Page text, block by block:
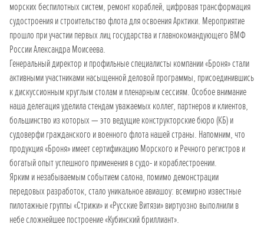
морских беспилотных систем, ремонт кораблей, цифровая трансформация
судостроения и строительство флота для освоения Арктики. Мероприятие
прошло при участии первых лиц государства и главнокомандующего ВМФ
России Александра Моисеева.
Генеральный директор и профильные специалисты компании «Броня» стали
активными участниками насыщенной деловой программы, присоединившись
к дискуссионным круглым столам и пленарным сессиям. Особое внимание
наша делегация уделила стендам уважаемых коллег, партнеров и клиентов,
большинство из которых — это ведущие конструкторские бюро (КБ) и
судоверфи гражданского и военного флота нашей страны. Напомним, что
продукция «Броня» имеет сертификацию Морского и Речного регистров и
богатый опыт успешного применения в судо- и кораблестроении.
Ярким и незабываемым событием салона, помимо демонстрации
передовых разработок, стало уникальное авиашоу: всемирно известные
пилотажные группы «Стрижи» и «Русские Витязи» виртуозно выполнили в
небе сложнейшее построение «Кубинский бриллиант».